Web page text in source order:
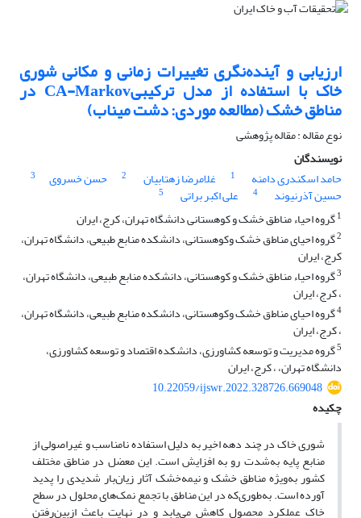
ارزیابی و آینده‌نگری تغییرات زمانی و مکانی شوری
خاک با استفاده از مدل ترکیبیCA-Markov در
مناطق خشک (مطالعه موردی: دشت میناب)
نوع مقاله : مقاله پژوهشی
نویسندگان
حامد اسکندری دامنه
1 غلامرضا زهتابیان 2 حسن خسروی 3
حسین آذرنیوند 4 علی اکبر براتی
5
1گروه احیاء مناطق خشک و کوهستانی دانشگاه تهران، کرج، ایران
2گروه احیای مناط‌ق‌ خشک‌ وکوهستانی، دانشکده منابع طبیعی، دانشگاه تهران،
کرج، ایران
3گروه احیاء مناطق خشک و کوهستانی، دانشکده منابع طبیعی، دانشگاه تهران،
، کرج، ایران
4گروه احیای مناط‌ق‌ خشک‌ وکوهستانی، دانشکده منابع طبیعی، دانشگاه تهران،
، کرج، ایران
5گروه مدیریت و توسعه کشاورزی، دانشکده اقتصاد و توسعه کشاورزی،
دانشگاه تهران، ، کرج، ایران
10.22059/ijswr.2022.328726.669048
چکیده
شوری خاک در چند دهه اخیر به دلیل استفاده نامناسب و غیراصولی از
منابع پایه به‌شدت رو به افزایش است. این معضل در مناطق مختلف
کشور به‌ویژه مناطق خشک و نیمه‌خشک آثار زیان‌بار شدیدی را پدید
آورده است. به‌طوری‌که در این مناطق با تجمع نمک‌های محلول در سطح
خاک عملکرد محصول کاهش می‌یابد و در نهایت باعث ازبین‌رفتن